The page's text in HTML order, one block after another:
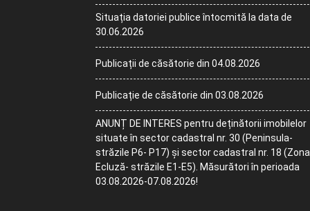
Situația datoriei publice întocmită la data de
30.06.2026
Publicații de căsătorie din 04.08.2026
Publicație de căsătorie din 03.08.2026
ANUNȚ DE INTERES pentru deținătorii imobilelor
situate în sector cadastral nr. 30 (Peninsula-
străzile P6- P17) și sector cadastral nr. 18 (Zona
Ecluză- străzile E1-E5). Măsurători în perioada
03.08.2026-07.08.2026!